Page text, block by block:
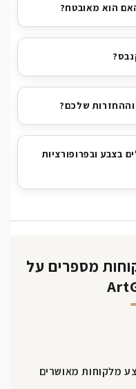
הוא מאובטח?
שלכם?
בצבע ובפרופורציות
מספרים על